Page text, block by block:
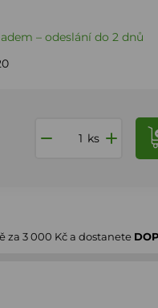
– odeslání do 2 dnů
ks
za 3 000 Kča dostanete